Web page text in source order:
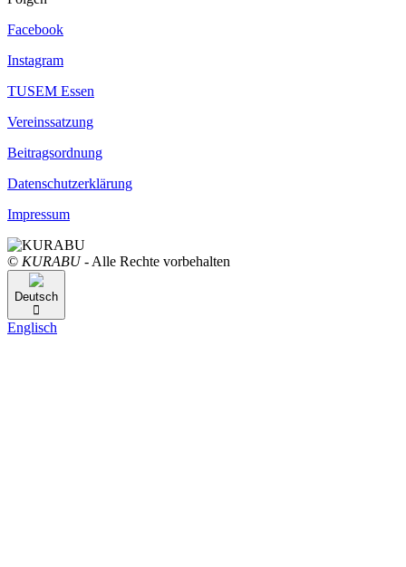
Facebook
Instagram
TUSEM Essen
Vereinssatzung
Beitragsordnung
Datenschutzerklärung
Impressum
© KURABU- Alle Rechte vorbehalten
Deutsch
Englisch